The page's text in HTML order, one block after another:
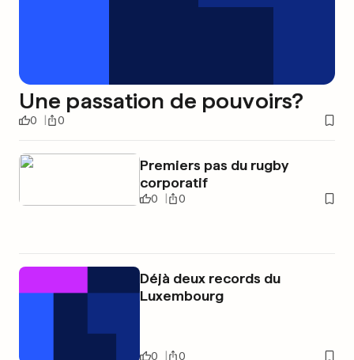
Une passation de pouvoirs?
0 0
Premiers pas du rugby
corporatif
0 0
Déjà deux records du
Luxembourg
0 0